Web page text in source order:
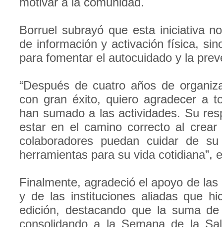
Borruel subrayó que esta iniciativa
de información y activación física,
para fomentar el autocuidado y la
“Después de cuatro años de
con gran éxito, quiero agradecer a
han sumado a las actividades. Su
estar en el camino correcto al
colaboradores puedan cuidar de
herramientas para su vida cotidiana”,
Finalmente, agradeció el apoyo de
y de las instituciones aliadas que
edición, destacando que la suma
consolidando a la Semana de la